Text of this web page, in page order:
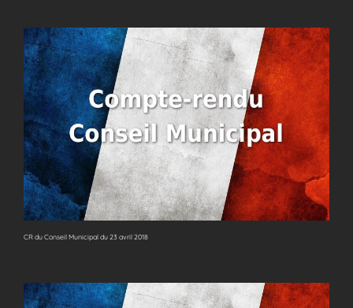
CR du Conseil Municipal du 23 avril 2018